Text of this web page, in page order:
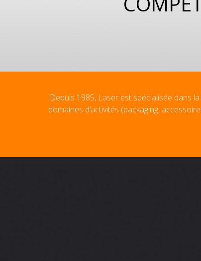
Depuis 1985, Laser est spécialisée dans
domaines d’activités (packaging,